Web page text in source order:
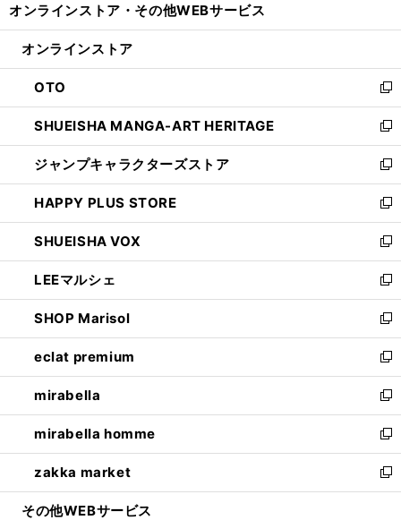
開
ン
ウ
で
開
く
ウ
ン
ド
ウ
で
開
く
オンラインストア・ その他WEBサービス
オンラインストア
OTO
新
し
い
ウ
ィ
ン
ド
ウ
で
開
く
SHUEISHA MANGA-ART HERITAGE
新
し
い
ウ
ィ
ン
ド
ウ
で
開
く
ジャンプキャラクターズストア
新
し
い
ウ
ィ
ン
ド
ウ
で
開
く
HAPPY PLUS STORE
新
し
い
ウ
ィ
ン
ド
ウ
で
開
く
SHUEISHA VOX
新
し
い
ウ
ィ
ン
ド
ウ
で
開
く
LEEマルシェ
新
し
い
ウ
ィ
ン
ド
ウ
で
開
く
SHOP Marisol
新
し
い
ウ
ィ
ン
ド
ウ
で
開
eclat premium
新
し
い
ウ
ィ
ン
ド
ウ
mirabella
新
し
い
ウ
ィ
ン
mirabella homme
新
し
い
ウ
zakka market
新
し
その他WEBサービス